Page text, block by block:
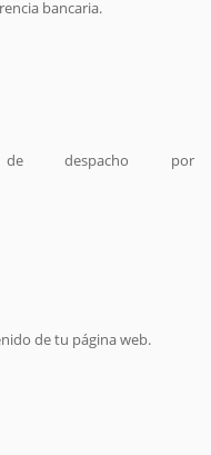
bancaria.
despacho por
de tu página web.